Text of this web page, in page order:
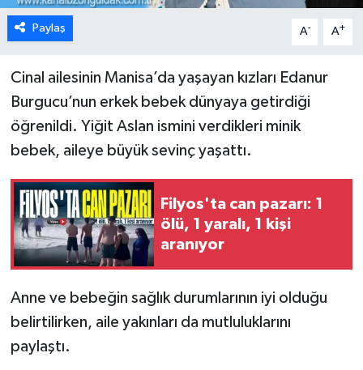
Paylaş A- A+
Cinal ailesinin Manisa’da yaşayan kızları Edanur
Burgucu’nun erkek bebek dünyaya getirdiği
öğrenildi. Yiğit Aslan ismini verdikleri minik
bebek, aileye büyük sevinç yaşattı.
Filyos'ta can pazarı: 1
ölü, 1 yaralı, 1 kişi
aranıyor
Anne ve bebeğin sağlık durumlarının iyi olduğu
belirtilirken, aile yakınları da mutluluklarını
paylaştı.